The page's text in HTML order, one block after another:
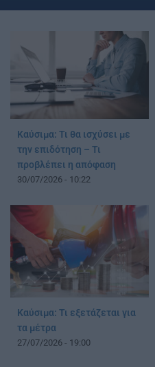
Καύσιμα: Τι θα ισχύσει με
την επιδότηση – Τι
προβλέπει η απόφαση
30/07/2026 - 10:22
Καύσιμα: Τι εξετάζεται για
τα μέτρα
27/07/2026 - 19:00